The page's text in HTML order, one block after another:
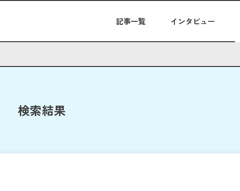
記事一覧 インタビュー
検索結果